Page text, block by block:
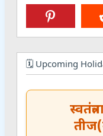
🗓️ Upcoming